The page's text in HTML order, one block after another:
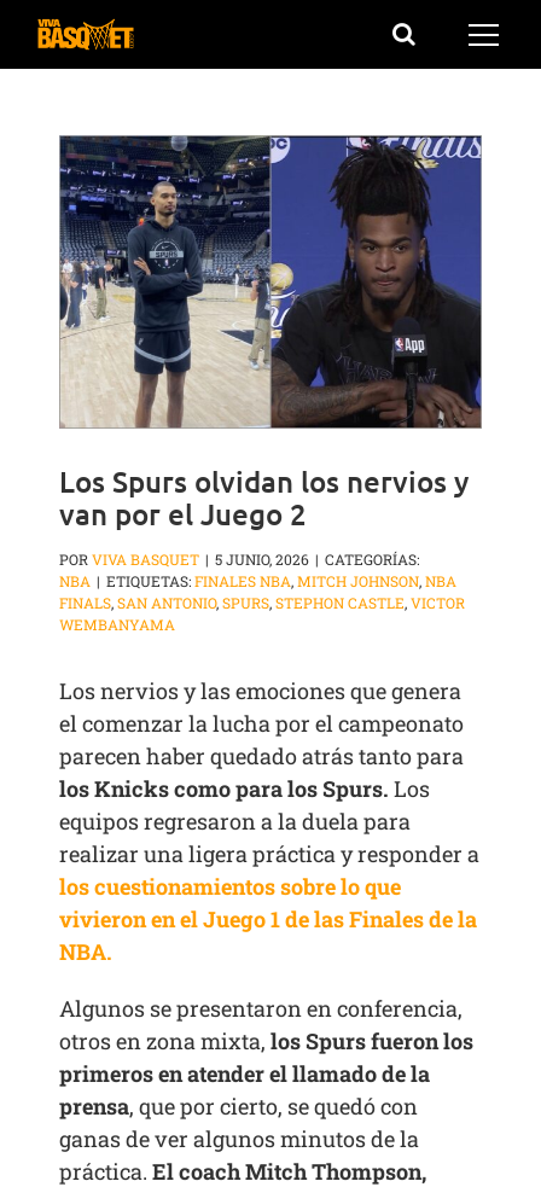
Saltar
Los Spurs olvidan los nervios y
van por el Juego 2
PORVIVA BASQUET | 5 JUNIO, 2026 | CATEGORÍAS:
NBA | ETIQUETAS:FINALES NBA,MITCH JOHNSON,NBA
FINALS,SAN ANTONIO,SPURS,STEPHON CASTLE,VICTOR
WEMBANYAMA
Los nervios y las emociones que genera
el comenzar la lucha por el campeonato
parecen haber quedado atrás tanto para
los Knicks como para los Spurs. Los
equipos regresaron a la duela para
realizar una ligera práctica y responder a
los cuestionamientos sobre lo que
vivieron en el Juego 1 de las Finales de la
NBA.
Algunos se presentaron en conferencia,
otros en zona mixta,los Spurs fueron los
primeros en atender el llamado de la
prensa, que por cierto, se quedó con
ganas de ver algunos minutos de la
práctica.El coach Mitch Thompson,